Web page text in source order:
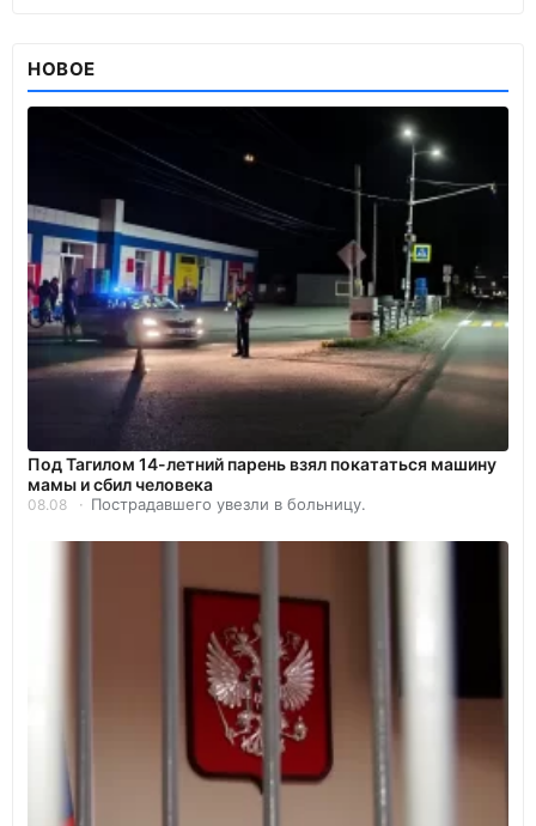
НОВОЕ
Под Тагилом 14-летний парень взял покататься машину
мамы и сбил человека
08.08 Пострадавшего увезли в больницу.